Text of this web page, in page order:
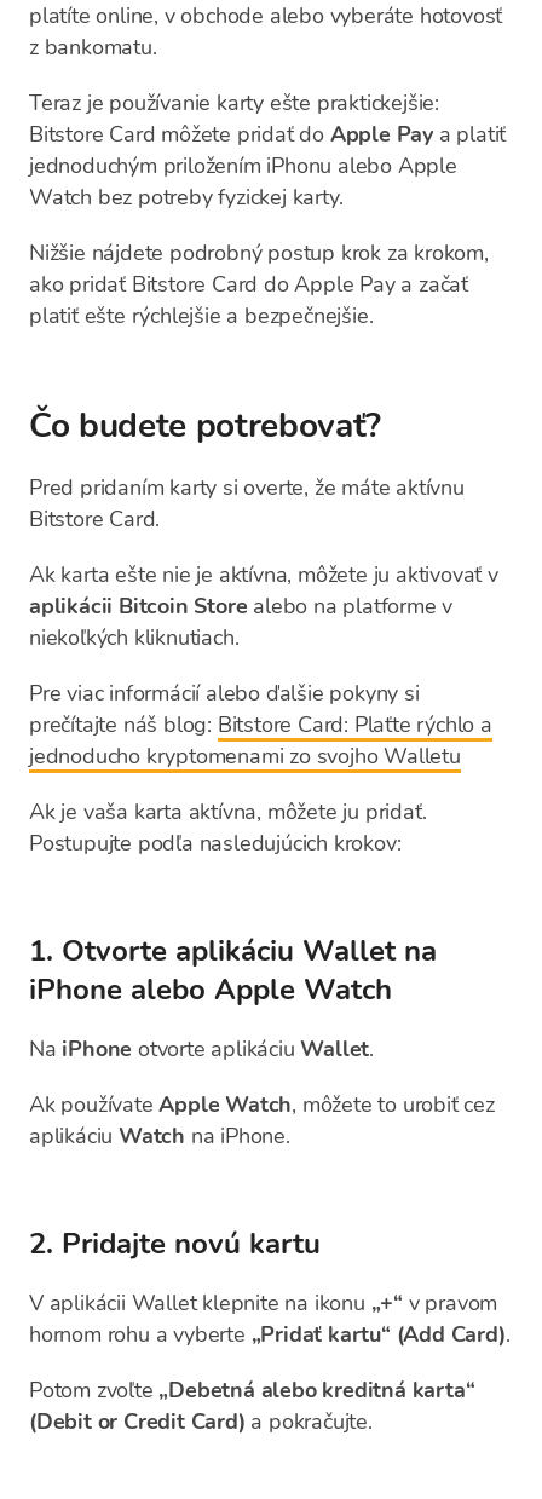
platíte online, v obchode alebo vyberáte hotovosť
z bankomatu.
Teraz je používanie karty ešte praktickejšie:
Bitstore Card môžete pridať do Apple Pay a platiť
jednoduchým priložením iPhonu alebo Apple
Watch bez potreby fyzickej karty.
Nižšie nájdete podrobný postup krok za krokom,
ako pridať Bitstore Card do Apple Pay a začať
platiť ešte rýchlejšie a bezpečnejšie.
Čo budete potrebovať?
Pred pridaním karty si overte, že máte aktívnu
Bitstore Card.
Ak karta ešte nie je aktívna, môžete ju aktivovať v
aplikácii Bitcoin Store alebo na platforme v
niekoľkých kliknutiach.
Pre viac informácií alebo ďalšie pokyny si
prečítajte náš blog: Bitstore Card: Plaťte rýchlo a
jednoducho kryptomenami zo svojho Walletu
Ak je vaša karta aktívna, môžete ju pridať.
Postupujte podľa nasledujúcich krokov:
1. Otvorte aplikáciu Wallet na
iPhone alebo Apple Watch
Na iPhone otvorte aplikáciu Wallet.
Ak používateApple Watch, môžete to urobiť cez
aplikáciu Watch na iPhone.
2. Pridajte novú kartu
V aplikácii Wallet klepnite na ikonu „+“ v pravom
hornom rohu a vyberte „Pridať kartu“ (Add Card).
Potom zvoľte „Debetná alebo kreditná karta“
(Debit or Credit Card) a pokračujte.